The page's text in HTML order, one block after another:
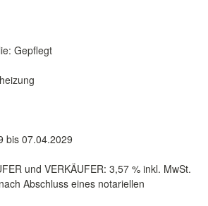
Gepflegt
bis 07.04.2029
und VERKÄUFER: 3,57 % inkl. MwSt.
Abschluss eines notariellen